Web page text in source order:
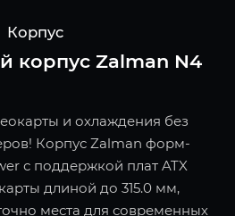
Корпус
корпус Zalman N4
и охлаждения без
Корпус Zalman форм-
с поддержкой плат ATX
длиной до 315.0 мм,
места для современных